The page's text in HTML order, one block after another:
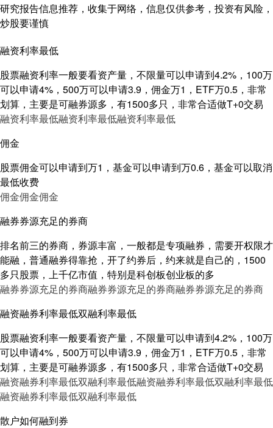
研究报告信息推荐，收集于网络，信息仅供参考，投资有风险，
炒股要谨慎
融资利率最低
股票融资利率一般要看资产量，不限量可以申请到4.2%，100万
可以申请4%，500万可以申请3.9，佣金万1，ETF万0.5，非常
划算，主要是可融券源多，有1500多只，非常合适做T+0交易
融资利率最低融资利率最低融资利率最低
佣金
股票佣金可以申请到万1，基金可以申请到万0.6，基金可以取消
最低收费
佣金佣金佣金
融券券源充足的券商
排名前三的券商，券源丰富，一般都是专项融券，需要开权限才
能融，普通融券得靠抢，开了约券后，约来就是自己的，1500
多只股票，上千亿市值，特别是科创板创业板的多
融券券源充足的券商融券券源充足的券商融券券源充足的券商
融资融券利率最低双融利率最低
股票融资利率一般要看资产量，不限量可以申请到4.2%，100万
可以申请4%，500万可以申请3.9，佣金万1，ETF万0.5，非常
划算，主要是可融券源多，有1500多只，非常合适做T+0交易
融资融券利率最低双融利率最低融资融券利率最低双融利率最低
融资融券利率最低双融利率最低
散户如何融到券